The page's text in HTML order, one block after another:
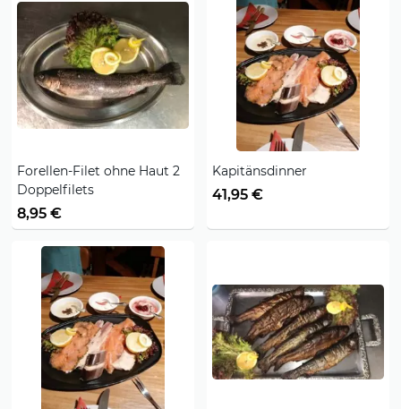
Forellen-Filet ohne Haut 2
Doppelfilets
8,95 €
Kapitänsdinner
41,95 €